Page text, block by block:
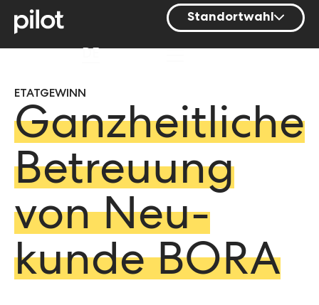
Standortwahl
Berlin
München
Stuttgart
ETATGEWINN
Ganz­heit­liche
Be­treu­ung
von Neu­
kunde BORA